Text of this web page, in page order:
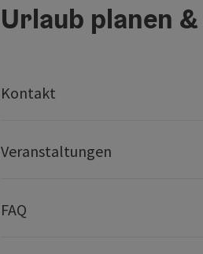
Urlaub planen
Kontakt
Veranstaltungen
FAQ